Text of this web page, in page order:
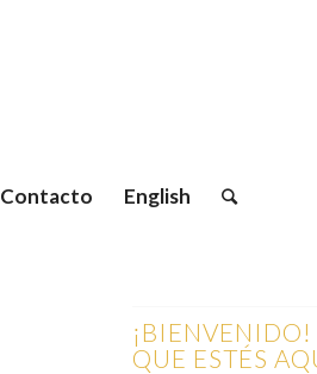
Contacto English
¡BIENVENIDO!
QUE ESTÉS